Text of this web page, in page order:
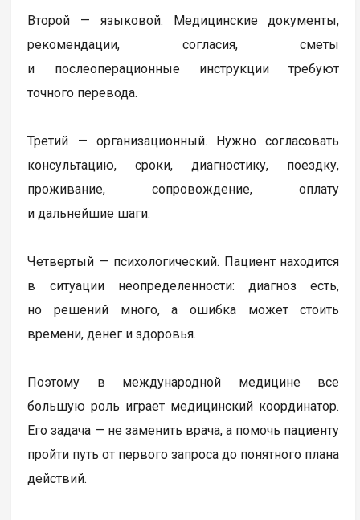
Второй — языковой. Медицинские документы,
рекомендации, согласия, сметы
и послеоперационные инструкции требуют
точного перевода.
Третий — организационный. Нужно согласовать
консультацию, сроки, диагностику, поездку,
проживание, сопровождение, оплату
и дальнейшие шаги.
Четвертый — психологический. Пациент находится
в ситуации неопределенности: диагноз есть,
но решений много, а ошибка может стоить
времени, денег и здоровья.
Поэтому в международной медицине все
большую роль играет медицинский координатор.
Его задача — не заменить врача, а помочь пациенту
пройти путь от первого запроса до понятного плана
действий.